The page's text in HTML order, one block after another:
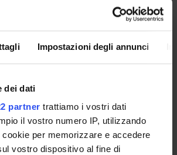
Impostazioni degli annunci
dei dati
partner trattiamo i vostri dati
il vostro numero IP, utilizzando
per memorizzare e accedere
vostro dispositivo al fine di
filosofica (i).
E FORMAZIONE SUPERIORE